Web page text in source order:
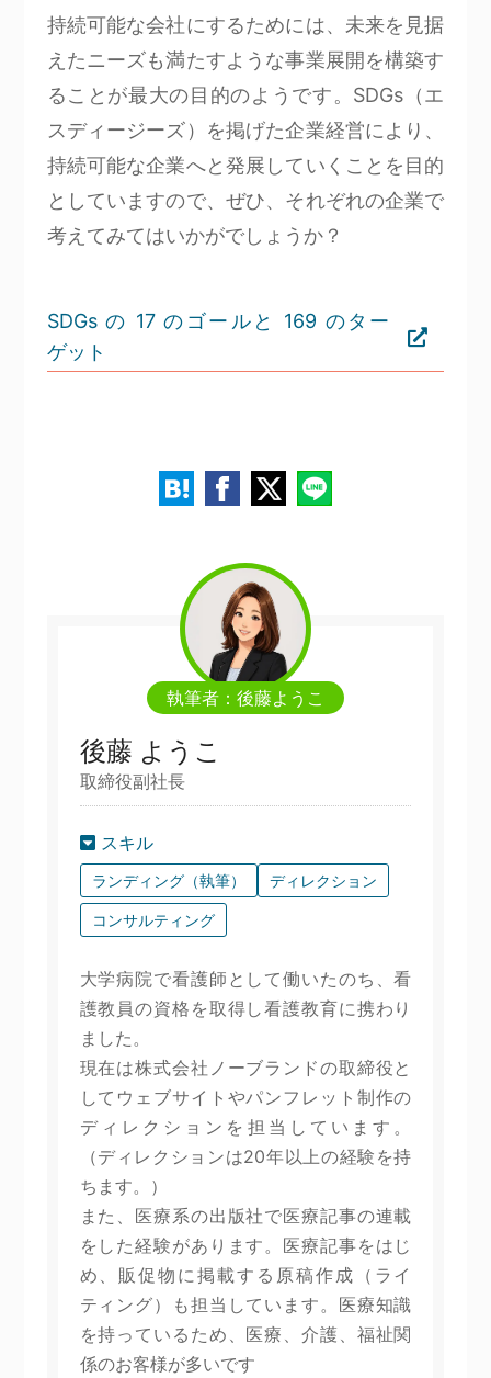
持続可能な会社にするためには、未来を見据
えたニーズも満たすような事業展開を構築す
ることが最大の目的のようです。SDGs（エ
スディージーズ）を掲げた企業経営により、
持続可能な企業へと発展していくことを目的
としていますので、ぜひ、それぞれの企業で
考えてみてはいかがでしょうか？
SDGs の 17 のゴールと 169 のター
ゲット
執筆者：後藤ようこ
後藤 ようこ
取締役副社長
スキル
ランディング（執筆） ディレクション
コンサルティング
大学病院で看護師として働いたのち、看
護教員の資格を取得し看護教育に携わり
ました。
現在は株式会社ノーブランドの取締役と
してウェブサイトやパンフレット制作の
ディレクションを担当しています。
（ディレクションは20年以上の経験を持
ちます。）
また、医療系の出版社で医療記事の連載
をした経験があります。医療記事をはじ
め、販促物に掲載する原稿作成（ライ
ティング）も担当しています。医療知識
を持っているため、医療、介護、福祉関
係のお客様が多いです